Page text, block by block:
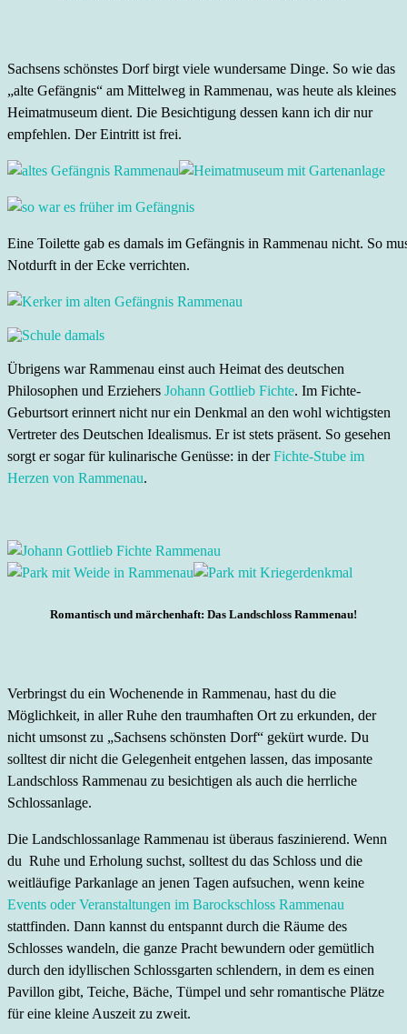
Sachsens schönstes Dorf birgt viele wundersame Dinge. So wie das
„alte Gefängnis“ am Mittelweg in Rammenau, was heute als kleines
Heimatmuseum dient. Die Besichtigung dessen kann ich dir nur
empfehlen. Der Eintritt ist frei.
Eine Toilette gab es damals im Gefängnis in Rammenau nicht. So
Notdurft in der Ecke verrichten.
Übrigens war Rammenau einst auch Heimat des deutschen
Philosophen und Erziehers Johann Gottlieb Fichte. Im Fichte-
Geburtsort erinnert nicht nur ein Denkmal an den wohl wichtigsten
Vertreter des Deutschen Idealismus. Er ist stets präsent. So gesehen
sorgt er sogar für kulinarische Genüsse: in derFichte-Stube im
Herzen von Rammenau.
Romantisch und märchenhaft: Das Landschloss Rammenau!
Verbringst du ein Wochenende in Rammenau, hast du die
Möglichkeit, in aller Ruhe den traumhaften Ort zu erkunden, der
nicht umsonst zu „Sachsens schönsten Dorf“ gekürt wurde. Du
solltest dir nicht die Gelegenheit entgehen lassen, das imposante
Landschloss Rammenau zu besichtigen als auch die herrliche
Schlossanlage.
Die Landschlossanlage Rammenau ist überaus faszinierend. Wenn
du Ruhe und Erholung suchst, solltest du das Schloss und die
weitläufige Parkanlage an jenen Tagen aufsuchen, wenn keine
Events oder Veranstaltungen im Barockschloss Rammenau
stattfinden. Dann kannst du entspannt durch die Räume des
Schlosses wandeln, die ganze Pracht bewundern oder gemütlich
durch den idyllischen Schlossgarten schlendern, in dem es einen
Pavillon gibt, Teiche, Bäche, Tümpel und sehr romantische Plätze
für eine kleine Auszeit zu zweit.